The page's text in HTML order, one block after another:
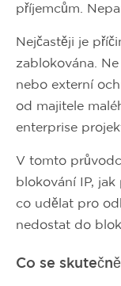
příjemcům.
Nejčastěji je
zablokována.
nebo externí
od majitele
enterprise
V tomto
blokování IP,
co udělat pro
nedostat do
Co se